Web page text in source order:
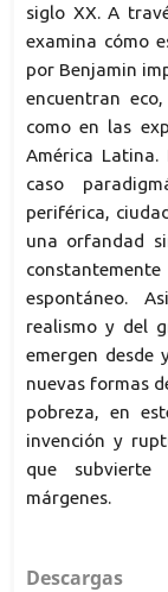
siglo XX. A
examina cómo
por Benjamin
encuentran
como en las
América
caso
periférica,
una orfandad
espontáneo.
realismo y del
emergen desde
nuevas formas
pobreza, en
invención y
que
márgenes.
Descargas